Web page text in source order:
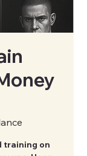
training on